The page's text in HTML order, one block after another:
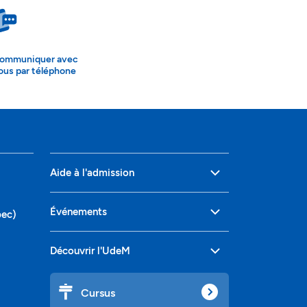
avec
par téléphone
Aide à l'admission
Événements
Découvrir l'UdeM
Cursus